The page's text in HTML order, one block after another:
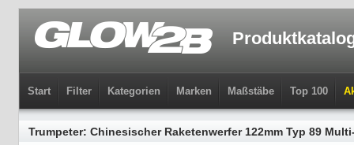
Start Filter Kategorien Marken Maßstäbe Top 100
Trumpeter: Chinesischer Raketenwerfer 122mm Typ 89